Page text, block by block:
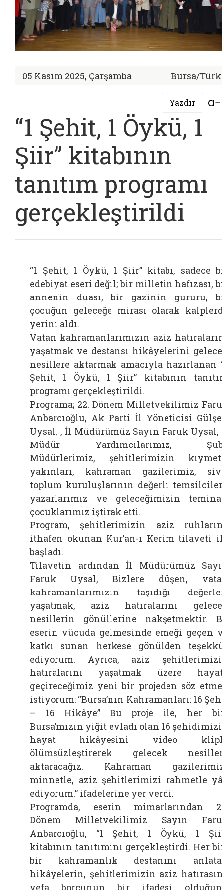
05 Kasım 2025, Çarşamba Bursa/
Yazdır
“1 Şehit, 1 Öykü, 1
Şiir” kitabının
tanıtım programı
gerçekleştirildi
“1 Şehit, 1 Öykü, 1 Şiir” kitabı, sadece
edebiyat eseri değil; bir milletin hafızası,
annenin duası, bir gazinin gururu,
çocuğun geleceğe mirası olarak
yerini aldı.
Vatan kahramanlarımızın aziz
yaşatmak ve destansı hikâyelerini
nesillere aktarmak amacıyla hazırlanan
Şehit, 1 Öykü, 1 Şiir” kitabının
programı gerçekleştirildi.
Programa; 22. Dönem Milletvekilimiz
Anbarcıoğlu, Ak Parti İl Yöneticisi
Uysal, , İl Müdürümüz Sayın Faruk
Müdür Yardımcılarımız,
Müdürlerimiz, şehitlerimizin
yakınları, kahraman gazilerimiz,
toplum kuruluşlarının değerli
yazarlarımız ve geleceğimizin
çocuklarımız iştirak etti.
Program, şehitlerimizin aziz
ithafen okunan Kur’an-ı Kerim tilaveti
başladı.
Tilavetin ardından İl Müdürümüz
Faruk Uysal, Bizlere düşen,
kahramanlarımızın taşıdığı
yaşatmak, aziz hatıralarını
nesillerin gönüllerine nakşetmektir.
eserin vücuda gelmesinde emeği geçen
katkı sunan herkese gönülden
ediyorum. Ayrıca, aziz
hatıralarını yaşatmak üzere
geçireceğimiz yeni bir projeden söz
istiyorum: “Bursa’nın Kahramanları: 16
– 16 Hikâye” Bu proje ile, her
Bursa’mızın yiğit evladı olan 16
hayat hikâyesini video
ölümsüzleştirerek gelecek
aktaracağız. Kahraman
minnetle, aziz şehitlerimizi rahmetle
ediyorum.” ifadelerine yer verdi.
Programda, eserin mimarlarından
Dönem Milletvekilimiz Sayın
Anbarcıoğlu, “1 Şehit, 1 Öykü, 1
kitabının tanıtımını gerçekleştirdi. Her
bir kahramanlık destanını
hikâyelerin, şehitlerimizin aziz
vefa borcunun bir ifadesi